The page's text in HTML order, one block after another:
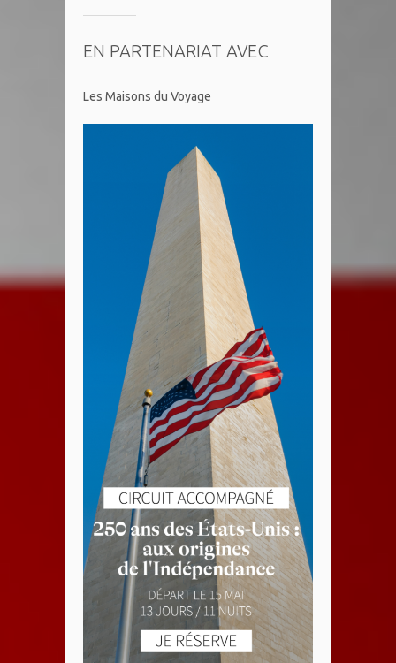
EN PARTENARIAT AVEC
Les Maisons du Voyage